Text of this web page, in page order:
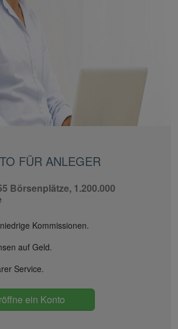
FÜR ANLEGER
Börsenplätze, 1.200.000
Kommissionen.
auf Geld.
Service.
ein Konto